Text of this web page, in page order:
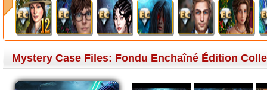
Mystery Case Files: Fondu Enchaîné Édition